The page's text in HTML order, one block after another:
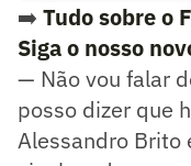
➡️ Tudo sobre o
Siga o nosso
— Não vou falar
posso dizer que
Alessandro Brito